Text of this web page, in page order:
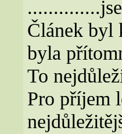
Článek byl
byla
To
Pro příjem